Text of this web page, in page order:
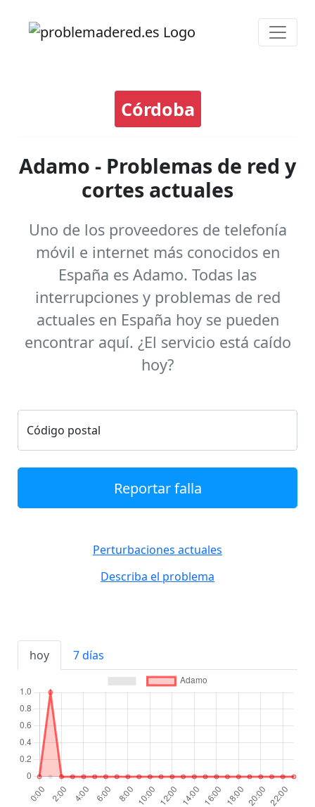
Córdoba
Adamo - Problemas de red y
cortes actuales
Uno de los proveedores de telefonía
móvil e internet más conocidos en
España es Adamo. Todas las
interrupciones y problemas de red
actuales en España hoy se pueden
encontrar aquí. ¿El servicio está caído
hoy?
Código postal
Reportar falla
Perturbaciones actuales
Describa el problema
hoy 7 días